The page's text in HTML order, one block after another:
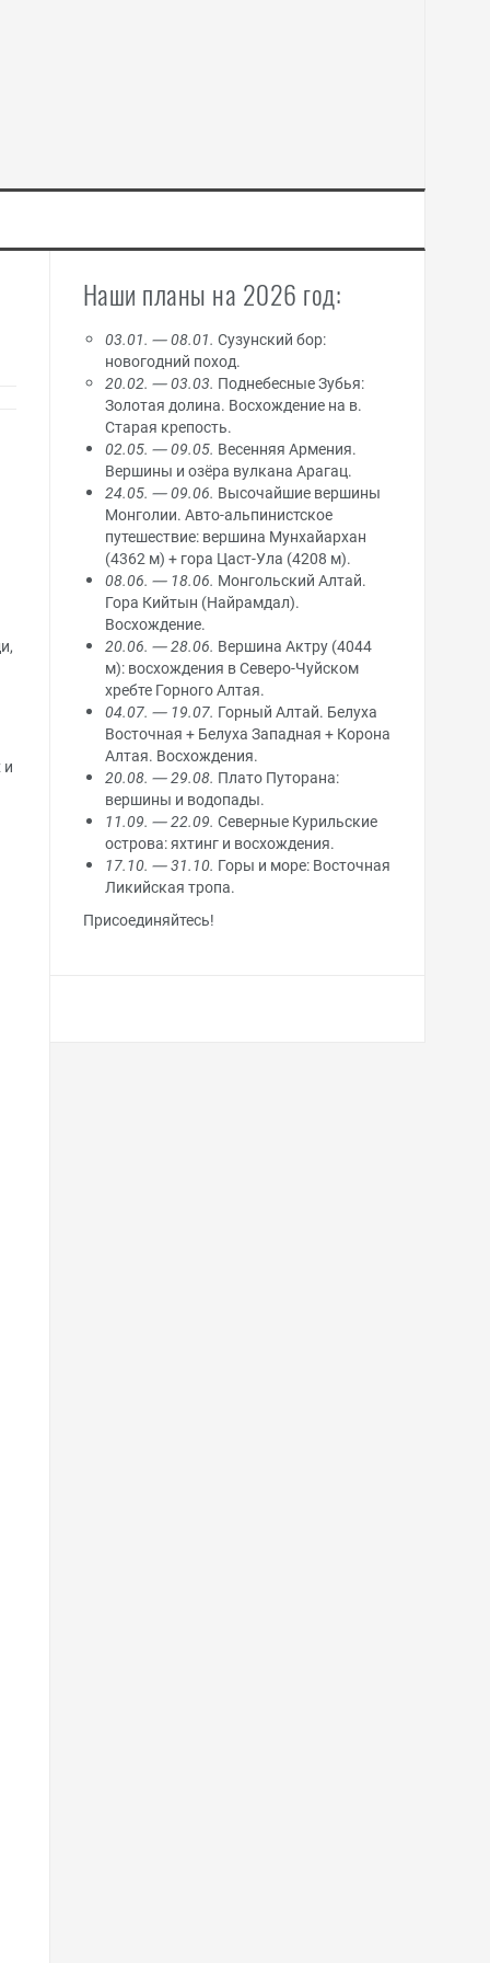
и
Наши планы на 2026 год:
03.01. — 08.01. Сузунский бор:
новогодний поход.
20.02. — 03.03. Поднебесные Зубья:
Золотая долина. Восхождение на в.
Старая крепость.
02.05. — 09.05. Весенняя Армения.
Вершины и озёра вулкана Арагац.
24.05. — 09.06. Высочайшие вершины
Монголии. Авто-альпинистское
путешествие: вершина Мунхайархан
(4362 м) + гора Цаст-Ула (4208 м).
08.06. — 18.06. Монгольский Алтай.
Гора Кийтын (Найрамдал).
Восхождение.
20.06. — 28.06. Вершина Актру (4044
м): восхождения в Северо-Чуйском
хребте Горного Алтая.
04.07. — 19.07. Горный Алтай. Белуха
Восточная + Белуха Западная + Корона
Алтая. Восхождения.
20.08. — 29.08. Плато Путорана:
вершины и водопады.
11.09. — 22.09. Северные Курильские
острова: яхтинг и восхождения.
17.10. — 31.10. Горы и море: Восточная
Ликийская тропа.
Присоединяйтесь!